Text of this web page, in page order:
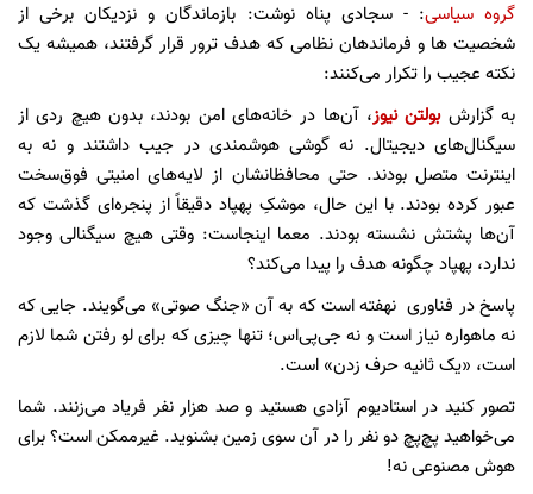
گروه سیاسی: - سجادی پناه نوشت: بازماندگان و نزدیکان برخی از
شخصیت ها و فرماندهان نظامی که هدف ترور قرار گرفتند، همیشه یک
نکته عجیب را تکرار می‌کنند:
به گزارشبولتن نیوز، آن‌ها در خانه‌های امن بودند، بدون هیچ ردی از
سیگنال‌های دیجیتال. نه گوشی هوشمندی در جیب داشتند و نه به
اینترنت متصل بودند. حتی محافظانشان از لایه‌های امنیتی فوق‌سخت
عبور کرده بودند. با این حال، موشکِ پهپاد دقیقاً از پنجره‌ای گذشت که
آن‌ها پشتش نشسته بودند. معما اینجاست: وقتی هیچ سیگنالی وجود
ندارد، پهپاد چگونه هدف را پیدا می‌کند؟
پاسخ در فناوری نهفته است که به آن «جنگ صوتی» می‌گویند. جایی که
نه ماهواره نیاز است و نه جی‌پی‌اس؛ تنها چیزی که برای لو رفتن شما لازم
است، «یک ثانیه حرف زدن» است.
تصور کنید در استادیوم آزادی هستید و صد هزار نفر فریاد می‌زنند. شما
می‌خواهید پچ‌پچ دو نفر را در آن سوی زمین بشنوید. غیرممکن است؟ برای
هوش مصنوعی نه!